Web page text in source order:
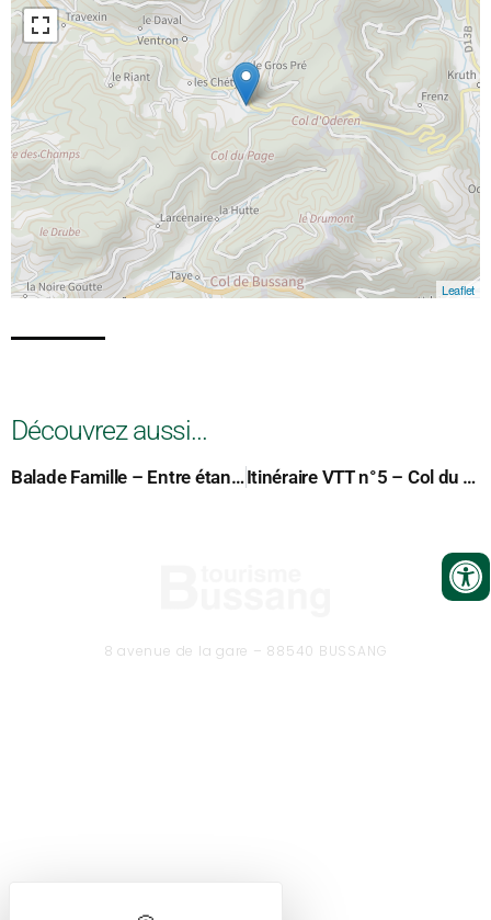
Leaflet
Découvrez aussi...
Balade Famille – Entre étangs et forêt de Presles Itinéraire VTT n°5 – Col du Rhamné – départ: mairie de Rupt-sur-Moselle
8 avenue de la gare – 88540 BUSSANG